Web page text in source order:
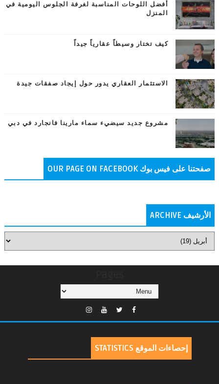
أفضل اللوحات المناسبة لغرفة الجلوس اليومية في
المنزل
كيف تختار وسيطاً عقارياً جيداً
الاستثمار العقاري يدور حول إيجاد صفقات جيدة
مشروع جديد سيضيء سماء مارينا فانجارد في دبي
صفحتنا على فيس بوك OUR PAGE ON FACEBOOK
الأرشيف ARCHIVE
إحصاءات الموقع STATISTICS